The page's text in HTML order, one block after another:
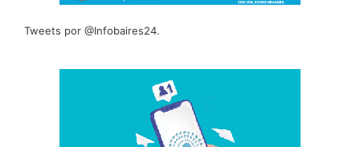
Tweets por @Infobaires24.